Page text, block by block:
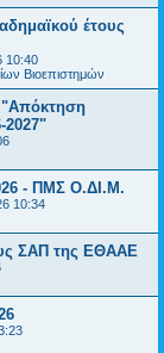
έτους
10:40
Βιοεπιστημών
2027"
- ΠΜΣ Ο.ΔΙ.Μ.
10:34
ΣΑΠ της ΕΘΑΑΕ